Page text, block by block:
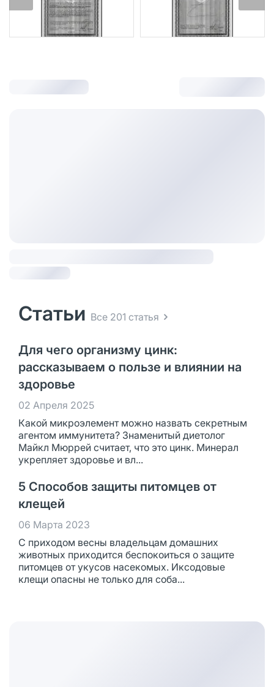
Статьи Все 201 статья
Для чего организму цинк:
рассказываем о пользе и влиянии на
здоровье
02 Апреля 2025
Какой микроэлемент можно назвать секретным
агентом иммунитета? Знаменитый диетолог
Майкл Мюррей считает, что это цинк. Минерал
укрепляет здоровье и вл...
5 Способов защиты питомцев от
клещей
06 Марта 2023
С приходом весны владельцам домашних
животных приходится беспокоиться о защите
питомцев от укусов насекомых. Иксодовые
клещи опасны не только для соба...